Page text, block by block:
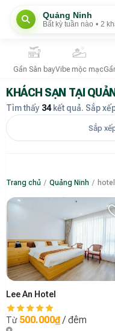
Quảng Ninh
Bất kỳ tuần nào • 2
Gần Sân bayVibe mộc mạc
KHÁCH SẠN TẠI
Tìm thấy 34kết quả. Sắp
Sắp
Trang chủ / Quảng Ninh / hotel
Lee An Hotel
Từ 500.000₫/ đêm